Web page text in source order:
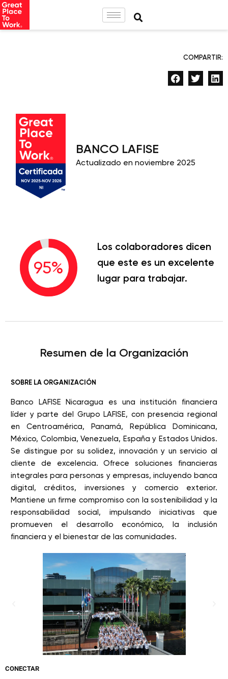
COMPARTIR:
BANCO LAFISE
Actualizado en noviembre 2025
95%
Los colaboradores dicen
que este es un excelente
lugar para trabajar.
Resumen de la Organización
SOBRE LA ORGANIZACIÓN
Banco LAFISE Nicaragua es una institución financiera
líder y parte del Grupo LAFISE, con presencia regional
en Centroamérica, Panamá, República Dominicana,
México, Colombia, Venezuela, España y Estados Unidos.
Se distingue por su solidez, innovación y un servicio al
cliente de excelencia. Ofrece soluciones financieras
integrales para personas y empresas, incluyendo banca
digital, créditos, inversiones y comercio exterior.
Mantiene un firme compromiso con la sostenibilidad y la
responsabilidad social, impulsando iniciativas que
promueven el desarrollo económico, la inclusión
financiera y el bienestar de las comunidades.
CONECTAR